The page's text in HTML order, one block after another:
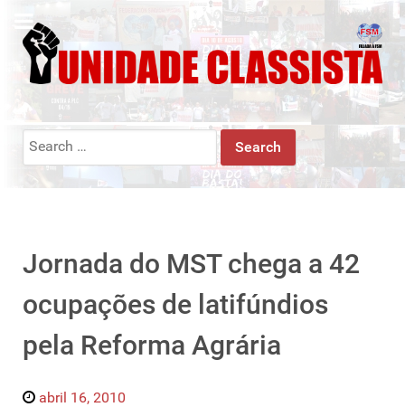
Search
Jornada do MST chega a 42
ocupações de latifúndios
pela Reforma Agrária
abril 16, 2010